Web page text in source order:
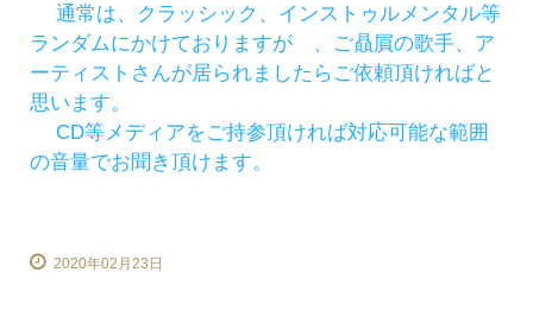
通常は、クラッシック、インストゥルメンタル等
ランダムにかけておりますが 、ご贔屓の歌手、ア
ーティストさんが居られましたらご依頼頂ければと
思います。
CD等メディアをご持参頂ければ対応可能な範囲
の音量でお聞き頂けます。
2020年02月23日